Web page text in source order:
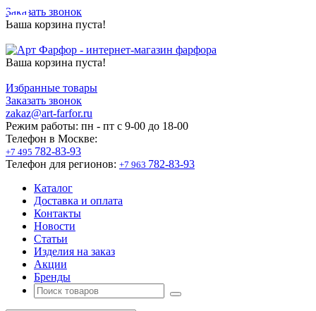
Заказать звонок
Ваша корзина пуста!
Ваша корзина пуста!
Избранные товары
Заказать звонок
zakaz@art-farfor.ru
Режим работы: пн - пт c 9-00 до 18-00
Телефон в Москве:
+7 495 782-83-93
Телефон для регионов: +7 963 782-83-93
Каталог
Доставка и оплата
Контакты
Новости
Статьи
Изделия на заказ
Акции
Бренды